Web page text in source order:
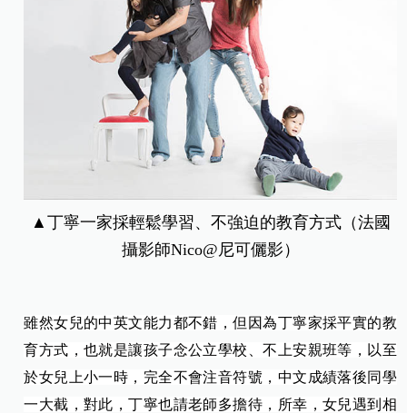
▲丁寧一家採輕鬆學習、不強迫的教育方式（法國
攝影師Nico@尼可儷影）
雖然女兒的中英文能力都不錯，但因為丁寧家採平實的教
育方式，也就是讓孩子念公立學校、不上安親班等，以至
於女兒上小一時，完全不會注音符號，中文成績落後同學
一大截，對此，丁寧也請老師多擔待，所幸，女兒遇到相